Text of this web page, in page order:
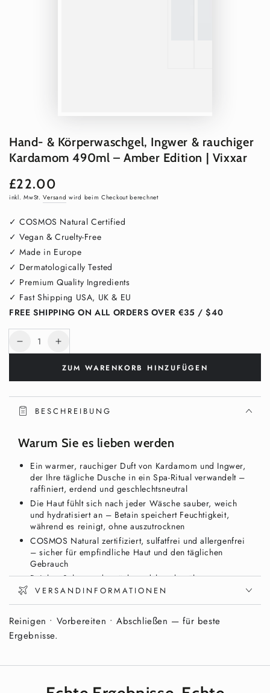
Hand- & Körperwaschgel, Ingwer & rauchiger
Kardamom 490ml – Amber Edition | Vixxar
Regulärer
Preis
£22.00
inkl. MwSt.Versand wird beim Checkout berechnet
✓ COSMOS Natural Certified
✓ Vegan & Cruelty-Free
✓ Made in Europe
✓ Dermatologically Tested
✓ Premium Quality Ingredients
✓ Fast Shipping USA, UK & EU
FREE SHIPPING ON ALL ORDERS OVER €35 / $40
Verringere
für
Hand-
&amp;
&amp;
rauchiger
Kardamom
490ml
–
Amber
Edition
|
Vixxar
Erhöhe
Menge
für
Hand-
&amp;
Ingwer
&amp;
rauchiger
Kardamom
490ml
–
Amber
Edition
|
Vixxar
ZUM WARENKORB HINZUFÜGEN
BESCHREIBUNG
Warum Sie es lieben werden
Ein warmer, rauchiger Duft von Kardamom und Ingwer,
der Ihre tägliche Dusche in ein Spa-Ritual verwandelt –
raffiniert, erdend und geschlechtsneutral
Die Haut fühlt sich nach jeder Wäsche sauber, weich
und hydratisiert an – Betain speichert Feuchtigkeit,
während es reinigt, ohne auszutrocknen
COSMOS Natural zertifiziert, sulfatfrei und allergenfrei
– sicher für empfindliche Haut und den täglichen
Gebrauch
Reicher Schaum, der rückstandslos abspült –
Quittenfruchtextrakt nährt und revitalisiert
Markante bernsteinfarbene Flasche – dieselbe Premium-
Formel in einem warmen, erdigen Design, perfekt zum
Verschenken oder für die Badezimmerdekoration
Kardamom 490ml Amber Editionenthält dieselbe
VERSANDINFORMATIONEN
Reinigen • Vorbereiten • Abschließen — für beste
Ergebnisse.